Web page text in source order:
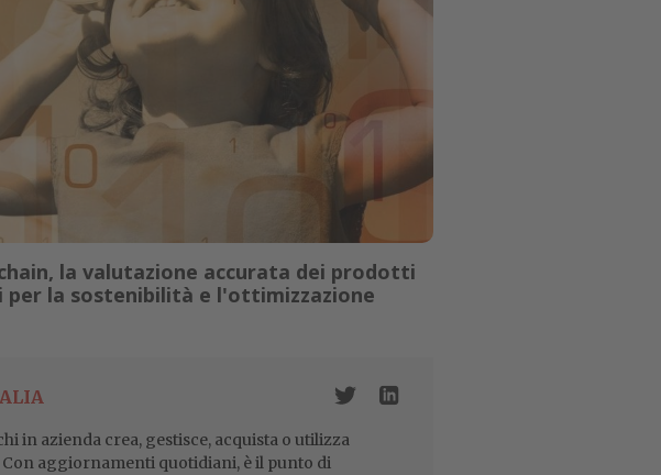
la valutazione accurata dei prodotti
la sostenibilità e l'ottimizzazione
in azienda crea, gestisce, acquista o utilizza
aggiornamenti quotidiani, è il punto di